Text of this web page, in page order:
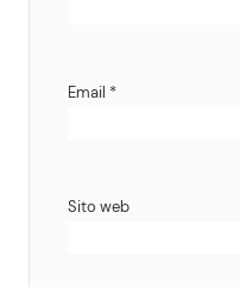
Email *
Sito web